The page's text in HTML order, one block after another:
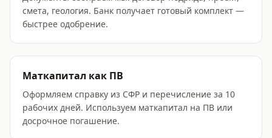
смета, геология. Банк получает готовый комплект —
быстрее одобрение.
Маткапитал как ПВ
Оформляем справку из СФР и перечисление за 10
рабочих дней. Используем маткапитал на ПВ или
досрочное погашение.